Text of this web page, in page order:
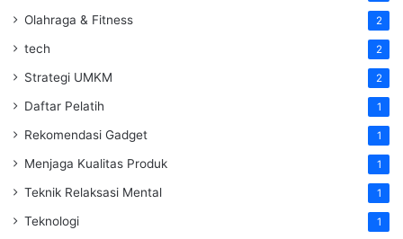
Olahraga & Fitness 2
tech 2
Strategi UMKM 2
Daftar Pelatih 1
Rekomendasi Gadget 1
Menjaga Kualitas Produk 1
Teknik Relaksasi Mental 1
Teknologi 1